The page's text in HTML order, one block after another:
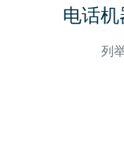
电话
列